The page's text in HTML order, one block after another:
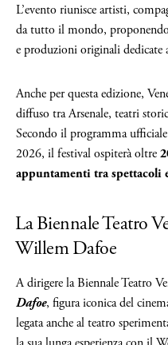
L’evento riunisce artisti,
da tutto il mondo,
e produzioni originali dedicate
Anche per questa edizione,
diffuso tra Arsenale, teatri
Secondo il programma
2026, il festival ospiterà oltre
appuntamenti tra spettacoli
La Biennale Teatro
Willem Dafoe
A dirigere la Biennale Teatro
Dafoe, figura iconica del
legata anche al teatro